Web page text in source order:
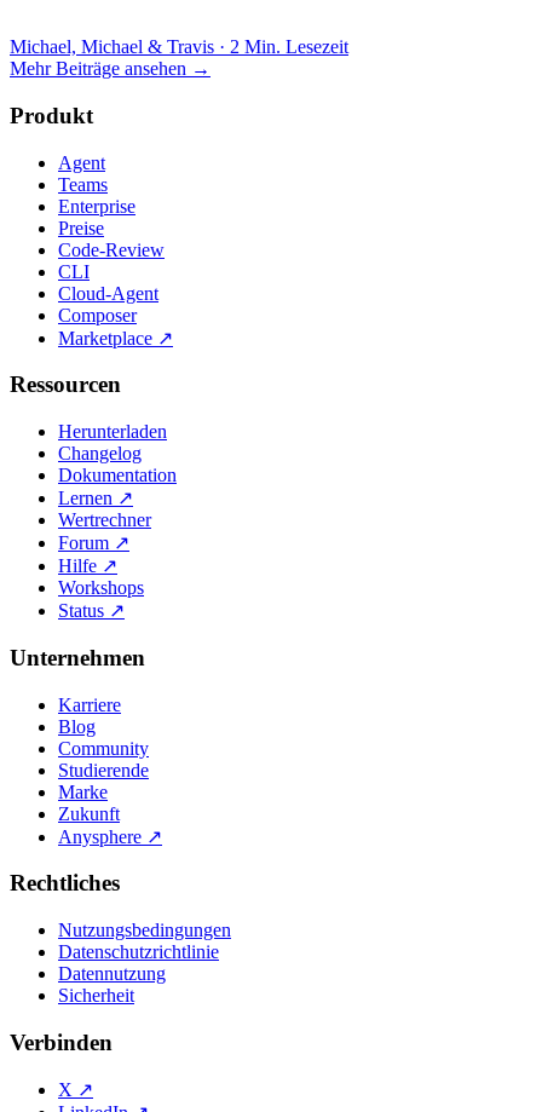
Michael, Michael & Travis · 2 Min. Lesezeit
Mehr Beiträge ansehen →
Produkt
Agent
Teams
Enterprise
Preise
Code-Review
CLI
Cloud-Agent
Composer
Marketplace ↗
Ressourcen
Herunterladen
Changelog
Dokumentation
Lernen ↗
Wertrechner
Forum ↗
Hilfe ↗
Workshops
Status ↗
Unternehmen
Karriere
Blog
Community
Studierende
Marke
Zukunft
Anysphere ↗
Rechtliches
Nutzungsbedingungen
Datenschutzrichtlinie
Datennutzung
Sicherheit
Verbinden
X ↗